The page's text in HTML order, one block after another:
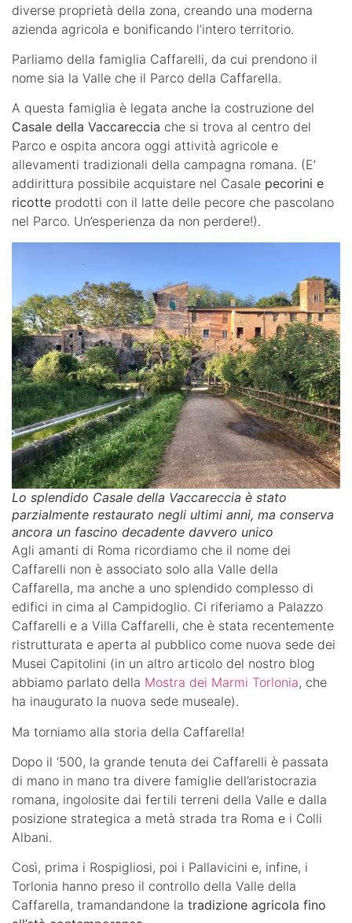
diverse proprietà della zona, creando una moderna
azienda agricola e bonificando l’intero territorio.
Parliamo della famiglia Caffarelli, da cui prendono il
nome sia la Valle che il Parco della Caffarella.
A questa famiglia è legata anche la costruzione del
Casale della Vaccareccia che si trova al centro del
Parco e ospita ancora oggi attività agricole e
allevamenti tradizionali della campagna romana. (E’
addirittura possibile acquistare nel Casale pecorini e
ricotte prodotti con il latte delle pecore che pascolano
nel Parco. Un’esperienza da non perdere!).
Lo splendido Casale della Vaccareccia è stato
parzialmente restaurato negli ultimi anni, ma conserva
ancora un fascino decadente davvero unico
Agli amanti di Roma ricordiamo che il nome dei
Caffarelli non è associato solo alla Valle della
Caffarella, ma anche a uno splendido complesso di
edifici in cima al Campidoglio. Ci riferiamo a Palazzo
Caffarelli e a Villa Caffarelli, che è stata recentemente
ristrutturata e aperta al pubblico come nuova sede dei
Musei Capitolini (in un altro articolo del nostro blog
abbiamo parlato della Mostra dei Marmi Torlonia, che
ha inaugurato la nuova sede museale).
Ma torniamo alla storia della Caffarella!
Dopo il ‘500, la grande tenuta dei Caffarelli è passata
di mano in mano tra divere famiglie dell’aristocrazia
romana, ingolosite dai fertili terreni della Valle e dalla
posizione strategica a metà strada tra Roma e i Colli
Albani.
Così, prima i Rospigliosi, poi i Pallavicini e, infine, i
Torlonia hanno preso il controllo della Valle della
Caffarella, tramandandone la tradizione agricola fino